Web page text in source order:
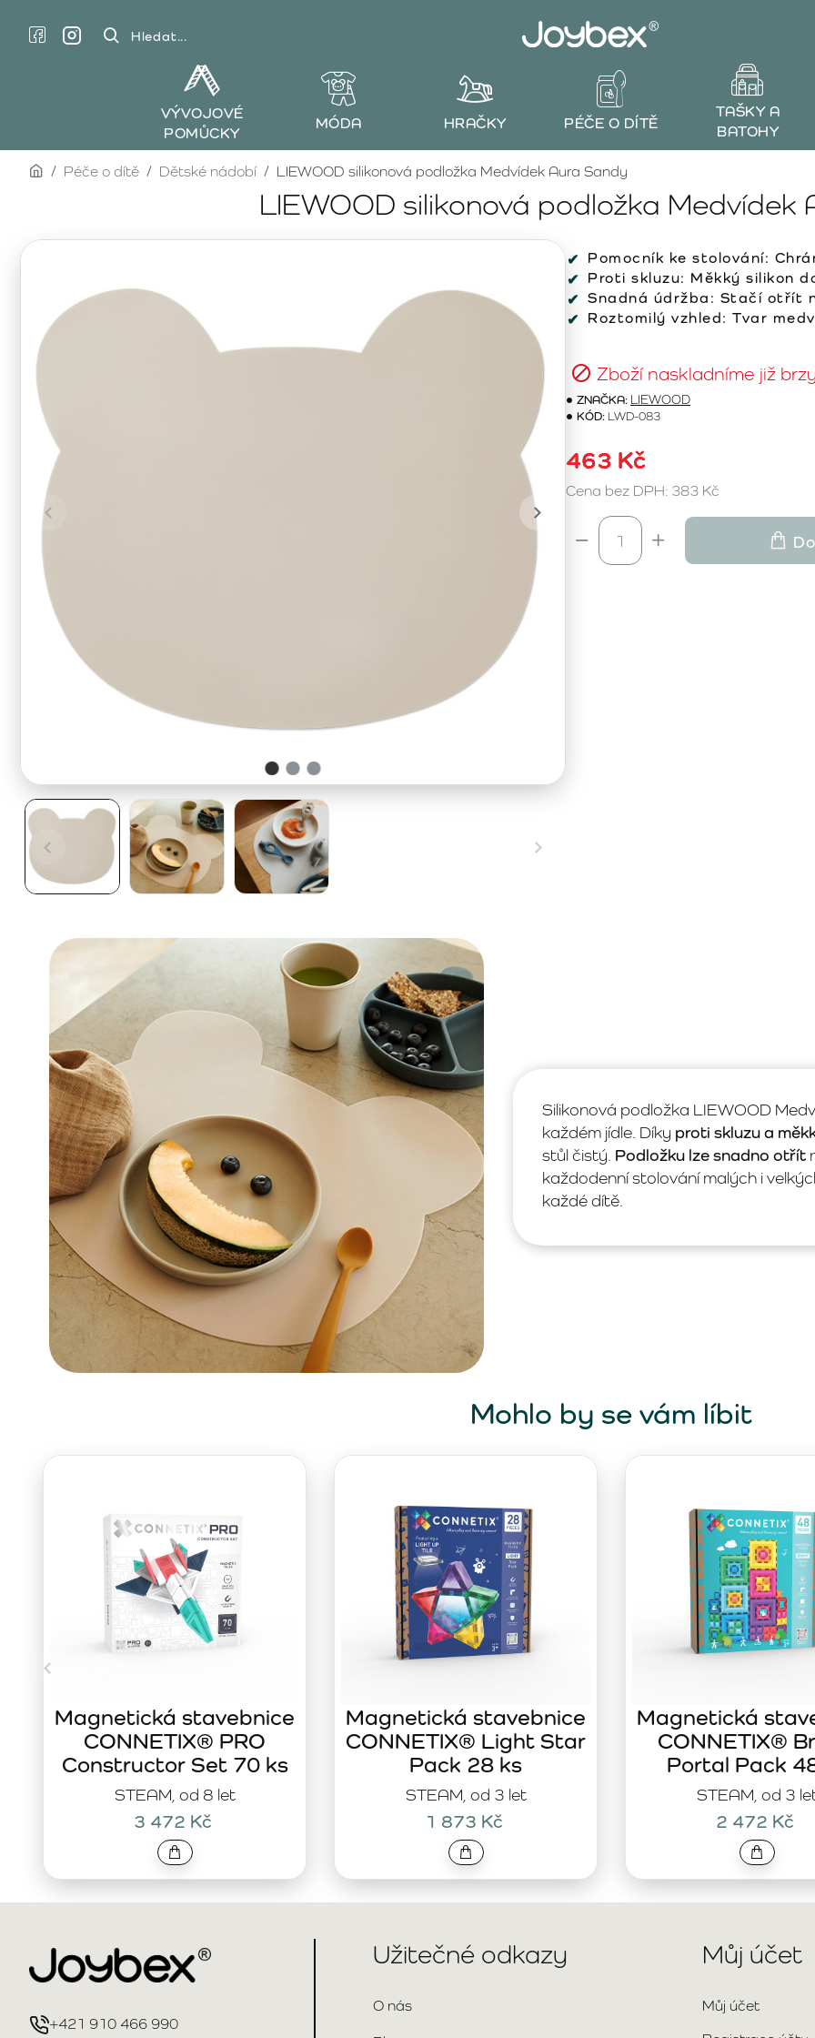
Hledat...
VÝVOJOVÉ
POMŮCKY
MÓDA HRAČKY PÉČE O DÍTĚ
TAŠKY A
BATOHY
LIEWOOD silikonová podložka Medvídek
homePéče o dítě Dětské nádobí LIEWOOD silikonová podložka Medvídek Aura Sandy
Pomocník ke stolování:
Proti skluzu: Měkký silikon
Snadná údržba: Stačí otřít
Roztomilý vzhled: Tvar
Zboží naskladníme již brzy
ZNAČKA: LIEWOOD
KÓD: LWD-083
463 Kč
Cena bez DPH: 383 Kč
Silikonová podložka LIEWOOD
každém jídle. Díky proti skluzu a
stůl čistý. Podložku lze snadno otřít
každodenní stolování malých i
každé dítě.
Mohlo by se vám líbit
STEAM, od 8 let
Magnetická stavebnice
CONNETIX® PRO
Constructor Set 70 ks
3 472 Kč
STEAM, od 3 let
Magnetická stavebnice
CONNETIX® Light Star
Pack 28 ks
1 873 Kč
STEAM, od 3
Magnetická
CONNETIX®
Portal Pack
2 472 Kč
+421 910 466 990
Užitečné odkazy
O nás
Můj účet
Můj účet